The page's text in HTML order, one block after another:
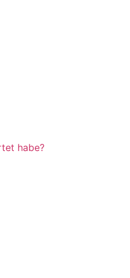
habe?